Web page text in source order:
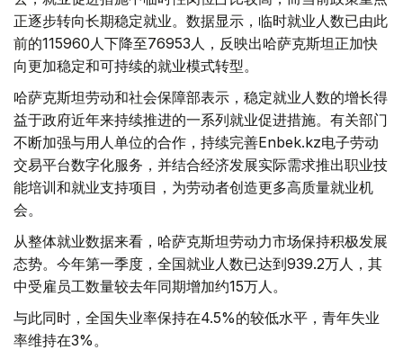
正逐步转向长期稳定就业。数据显示，临时就业人数已由此
前的115960人下降至76953人，反映出哈萨克斯坦正加快
向更加稳定和可持续的就业模式转型。
哈萨克斯坦劳动和社会保障部表示，稳定就业人数的增长得
益于政府近年来持续推进的一系列就业促进措施。有关部门
不断加强与用人单位的合作，持续完善Enbek.kz电子劳动
交易平台数字化服务，并结合经济发展实际需求推出职业技
能培训和就业支持项目，为劳动者创造更多高质量就业机
会。
从整体就业数据来看，哈萨克斯坦劳动力市场保持积极发展
态势。今年第一季度，全国就业人数已达到939.2万人，其
中受雇员工数量较去年同期增加约15万人。
与此同时，全国失业率保持在4.5%的较低水平，青年失业
率维持在3%。